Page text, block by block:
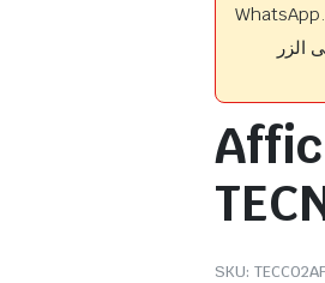
الزر
SKU: